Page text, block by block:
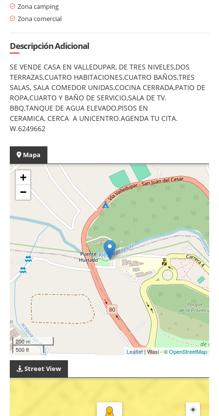
Zona camping
Zona comercial
Descripción Adicional
SE VENDE CASA EN VALLEDUPAR, DE TRES NIVELES,DOS
TERRAZAS,CUATRO HABITACIONES,CUATRO BAÑOS,TRES
SALAS, SALA COMEDOR UNIDAS,COCINA CERRADA,PATIO DE
ROPA,CUARTO Y BAÑO DE SERVICIO,SALA DE TV.
BBQ,TANQUE DE AGUA ELEVADO,PISOS EN
CERAMICA, CERCA A UNICENTRO.AGENDA TU CITA.
W.6249662
Mapa
+
−
200 m
500 ft
Leaflet| Wasi - ©OpenStreetMap
Street View